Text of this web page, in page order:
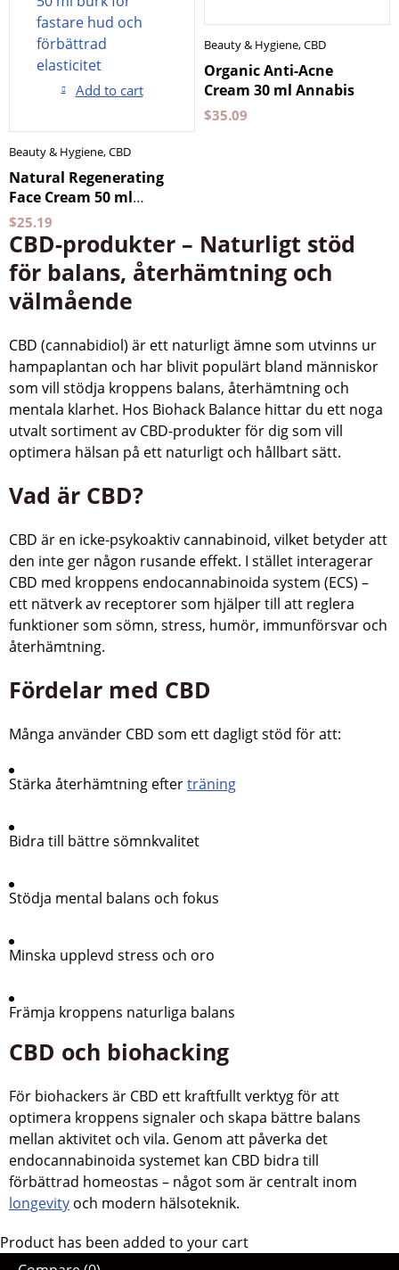
Add to cart
Beauty & Hygiene,CBD
Natural Regenerating
Face Cream 50 ml
Annabis
$25.19
Beauty & Hygiene,CBD
Organic Anti-Acne
Cream 30 ml Annabis
$35.09
CBD-produkter – Naturligt stöd
för balans, återhämtning och
välmående
CBD (cannabidiol) är ett naturligt ämne som utvinns ur
hampaplantan och har blivit populärt bland människor
som vill stödja kroppens balans, återhämtning och
mentala klarhet. Hos Biohack Balance hittar du ett noga
utvalt sortiment av CBD-produkter för dig som vill
optimera hälsan på ett naturligt och hållbart sätt.
Vad är CBD?
CBD är en icke-psykoaktiv cannabinoid, vilket betyder att
den inte ger någon rusande effekt. I stället interagerar
CBD med kroppens endocannabinoida system (ECS) –
ett nätverk av receptorer som hjälper till att reglera
funktioner som sömn, stress, humör, immunförsvar och
återhämtning.
Fördelar med CBD
Många använder CBD som ett dagligt stöd för att:
Stärka återhämtning efterträning
Bidra till bättre sömnkvalitet
Stödja mental balans och fokus
Minska upplevd stress och oro
Främja kroppens naturliga balans
CBD och biohacking
För biohackers är CBD ett kraftfullt verktyg för att
optimera kroppens signaler och skapa bättre balans
mellan aktivitet och vila. Genom att påverka det
endocannabinoida systemet kan CBD bidra till
förbättrad homeostas – något som är centralt inom
longevity och modern hälsoteknik.
Product has been added to your cart